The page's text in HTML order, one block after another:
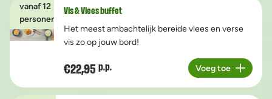
vanaf 12
personen
Vis & Vlees buffet
Het meest ambachtelijk bereide vlees en verse
vis zo op jouw bord!
€22,95 p.p.
Aantal
Voeg toe